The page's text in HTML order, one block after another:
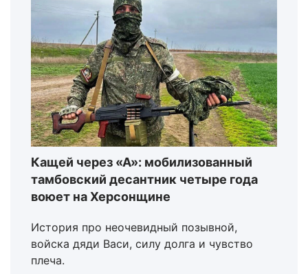
Кащей через «А»: мобилизованный
тамбовский десантник четыре года
воюет на Херсонщине
История про неочевидный позывной,
войска дяди Васи, силу долга и чувство
плеча.